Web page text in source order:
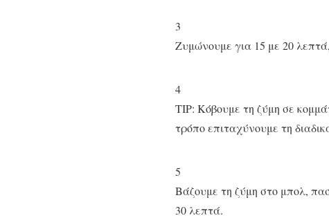
3
Ζυμώνουμε για 15 με 20
4
TIP: Κόβουμε τη ζύμη σε
τρόπο επιταχύνουμε τη
5
Βάζουμε τη ζύμη στο μπολ,
30 λεπτά.